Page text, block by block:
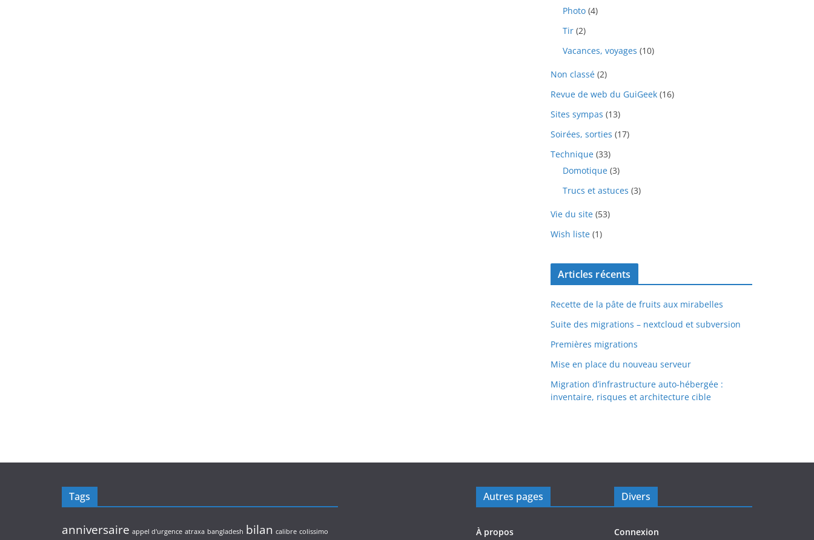
Photo (4)
Tir (2)
Vacances, voyages (10)
Non classé (2)
Revue de web du GuiGeek (16)
Sites sympas (13)
Soirées, sorties (17)
Technique (33)
Domotique (3)
Trucs et astuces (3)
Vie du site (53)
Wish liste (1)
Articles récents
Recette de la pâte de fruits aux mirabelles
Suite des migrations – nextcloud et subversion
Premières migrations
Mise en place du nouveau serveur
Migration d’infrastructure auto-hébergée :
inventaire, risques et architecture cible
Tags
anniversaire appel d'urgence atraxa bangladesh bilan calibre colissimo
Autres pages
À propos
Divers
Connexion